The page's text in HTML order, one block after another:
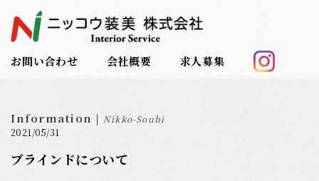
お問い合わせ 会社概要 求人募集
Information | Nikko-Soubi
2021/05/31
ブラインドについて